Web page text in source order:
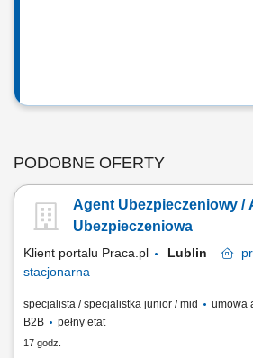
PODOBNE OFERTY
Agent Ubezpieczeniowy /
Ubezpieczeniowa
Klient portalu Praca.pl Lublin
stacjonarna
specjalista / specjalistka junior / mid
umowa
B2B
pełny etat
17 godz.